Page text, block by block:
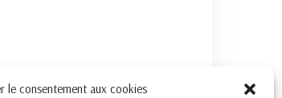
le consentement aux cookies